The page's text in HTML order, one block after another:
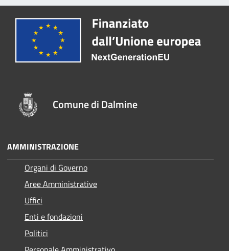
Comune di Dalmine
AMMINISTRAZIONE
Organi di Governo
Aree Amministrative
Uffici
Enti e fondazioni
Politici